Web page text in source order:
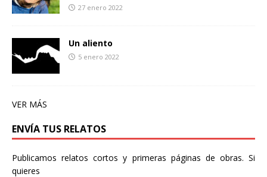
27 enero 2022
Un aliento
5 enero 2022
VER MÁS
ENVÍA TUS RELATOS
Publicamos relatos cortos y primeras páginas de obras. Si
quieres